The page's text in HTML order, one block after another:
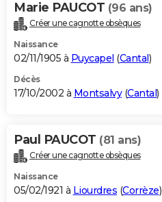
Marie PAUCOT (96 ans)
Créer une cagnotte obsèques
Naissance
02/11/1905 à Puycapel (Cantal)
Décès
17/10/2002 à Montsalvy(Cantal)
Paul PAUCOT (81 ans)
Créer une cagnotte obsèques
Naissance
05/02/1921 à Liourdres (Corrèze)